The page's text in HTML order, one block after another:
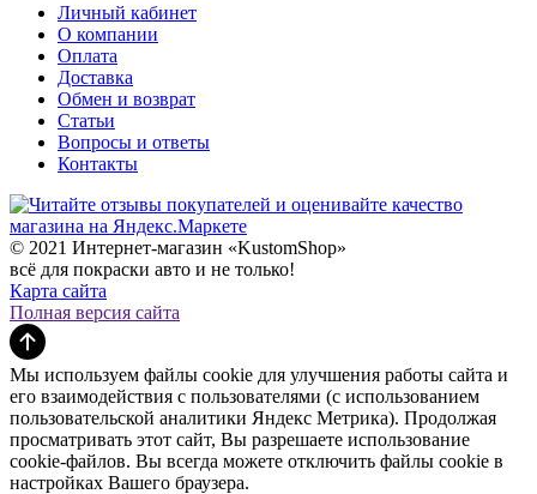
Личный кабинет
О компании
Оплата
Доставка
Обмен и возврат
Статьи
Вопросы и ответы
Контакты
© 2021 Интернет-магазин «KustomShop»
всё для покраски авто и не только!
Карта сайта
Полная версия сайта
Мы используем файлы cookie для улучшения работы сайта и
его взаимодействия с пользователями (с использованием
пользовательской аналитики Яндекс Метрика). Продолжая
просматривать этот сайт, Вы разрешаете использование
cookie-файлов. Вы всегда можете отключить файлы cookie в
настройках Вашего браузера.